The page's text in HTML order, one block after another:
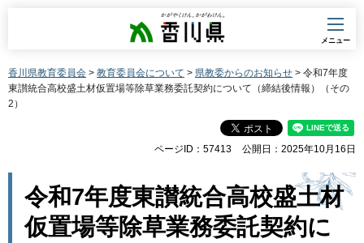
香川県
メニュー
香川県教育委員会 > 教育委員会について > 県教委からのお知らせ > 令和7年度
東讃統合高校盛土材仮置場等除草業務委託契約について（締結後情報）（その
2）
ページID：57413 公開日：2025年10月16日
令和7年度東讃統合高校盛土材
仮置場等除草業務委託契約に